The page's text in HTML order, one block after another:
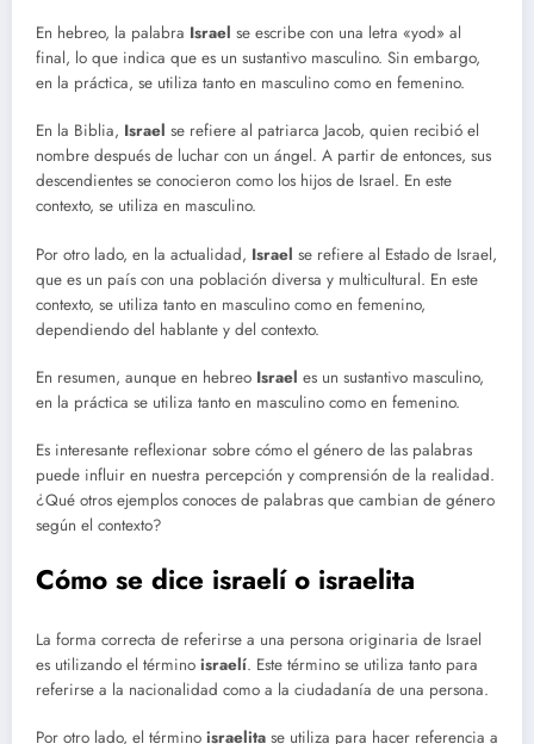
En hebreo, la palabra Israel se escribe con una letra «yod» al
final, lo que indica que es un sustantivo masculino. Sin embargo,
en la práctica, se utiliza tanto en masculino como en femenino.
En la Biblia, Israel se refiere al patriarca Jacob, quien recibió el
nombre después de luchar con un ángel. A partir de entonces, sus
descendientes se conocieron como los hijos de Israel. En este
contexto, se utiliza en masculino.
Por otro lado, en la actualidad, Israel se refiere al Estado de Israel,
que es un país con una población diversa y multicultural. En este
contexto, se utiliza tanto en masculino como en femenino,
dependiendo del hablante y del contexto.
En resumen, aunque en hebreo Israel es un sustantivo masculino,
en la práctica se utiliza tanto en masculino como en femenino.
Es interesante reflexionar sobre cómo el género de las palabras
puede influir en nuestra percepción y comprensión de la realidad.
¿Qué otros ejemplos conoces de palabras que cambian de género
según el contexto?
Cómo se dice israelí o israelita
La forma correcta de referirse a una persona originaria de Israel
es utilizando el término israelí. Este término se utiliza tanto para
referirse a la nacionalidad como a la ciudadanía de una persona.
Por otro lado, el término israelita se utiliza para hacer referencia a